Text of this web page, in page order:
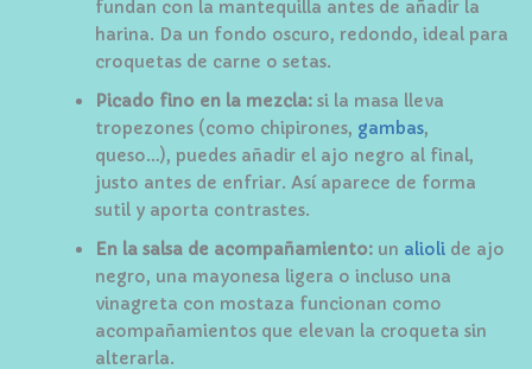
fundan con la mantequilla antes de añadir la
harina. Da un fondo oscuro, redondo, ideal para
croquetas de carne o setas.
Picado fino en la mezcla: si la masa lleva
tropezones (como chipirones, gambas,
queso…), puedes añadir el ajo negro al final,
justo antes de enfriar. Así aparece de forma
sutil y aporta contrastes.
En la salsa de acompañamiento: un alioli de ajo
negro, una mayonesa ligera o incluso una
vinagreta con mostaza funcionan como
acompañamientos que elevan la croqueta sin
alterarla.